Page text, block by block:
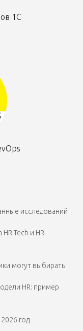
1С
исследований
Tech и HR-
могут выбирать
HR: пример
год